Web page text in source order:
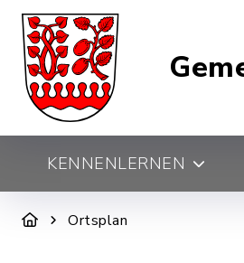
KENNENLERNEN
Ortsplan